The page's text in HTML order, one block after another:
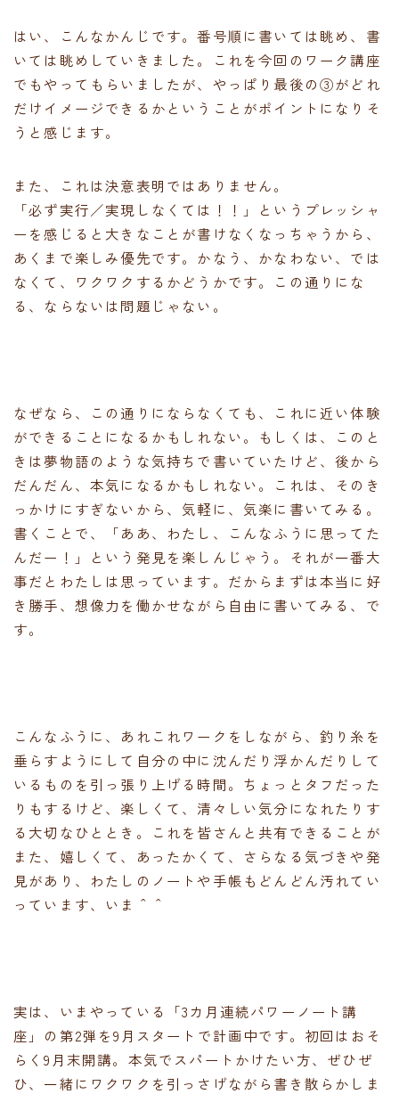
はい、こんなかんじです。番号順に書いては眺め、書
いては眺めしていきました。これを今回のワーク講座
でもやってもらいましたが、やっぱり最後の③がどれ
だけイメージできるかということがポイントになりそ
うと感じます。
また、これは決意表明ではありません。
「必ず実行／実現しなくては！！」というプレッシャ
ーを感じると大きなことが書けなくなっちゃうから、
あくまで楽しみ優先です。かなう、かなわない、では
なくて、ワクワクするかどうかです。この通りにな
る、ならないは問題じゃない。
なぜなら、この通りにならなくても、これに近い体験
ができることになるかもしれない。もしくは、このと
きは夢物語のような気持ちで書いていたけど、後から
だんだん、本気になるかもしれない。これは、そのき
っかけにすぎないから、気軽に、気楽に書いてみる。
書くことで、「ああ、わたし、こんなふうに思ってた
んだー！」という発見を楽しんじゃう。それが一番大
事だとわたしは思っています。だからまずは本当に好
き勝手、想像力を働かせながら自由に書いてみる、で
す。
こんなふうに、あれこれワークをしながら、釣り糸を
垂らすようにして自分の中に沈んだり浮かんだりして
いるものを引っ張り上げる時間。ちょっとタフだった
りもするけど、楽しくて、清々しい気分になれたりす
る大切なひととき。これを皆さんと共有できることが
また、嬉しくて、あったかくて、さらなる気づきや発
見があり、わたしのノートや手帳もどんどん汚れてい
っています、いま＾＾
実は、いまやっている「3カ月連続パワーノート講
座」の第2弾を9月スタートで計画中です。初回はおそ
らく9月末開講。本気でスパートかけたい方、ぜひぜ
ひ、一緒にワクワクを引っさげながら書き散らかしま